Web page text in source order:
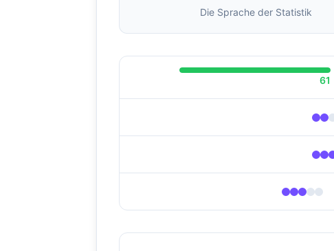
Die Sprache der Statistik
61